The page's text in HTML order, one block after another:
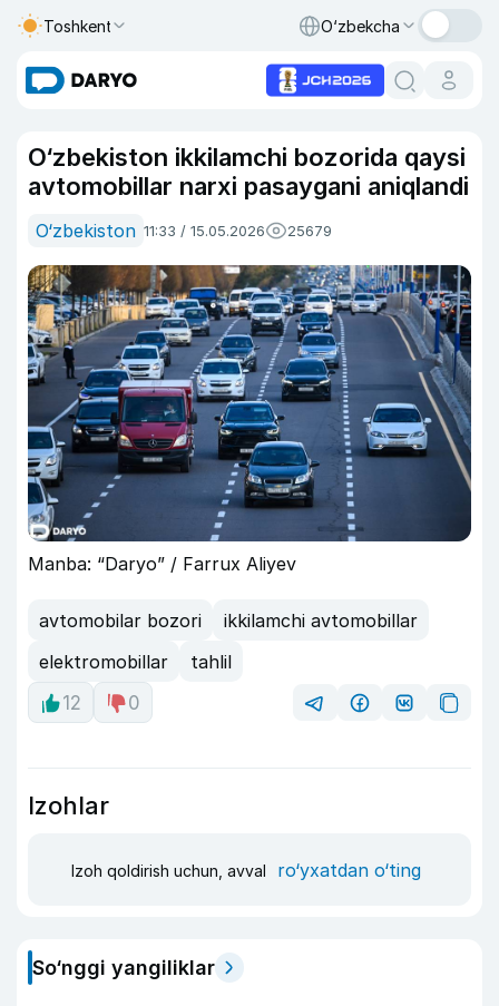
Toshkent O‘zbekcha
O‘zbekiston ikkilamchi bozorida qaysi
avtomobillar narxi pasaygani aniqlandi
O‘zbekiston 11:33 / 15.05.2026 25679
Manba: “Daryo” / Farrux Aliyev
avtomobilar bozori
ikkilamchi avtomobillar
elektromobillar
tahlil
12
0
Izohlar
Izoh qoldirish uchun, avval ro‘yxatdan o‘ting
So‘nggi yangiliklar